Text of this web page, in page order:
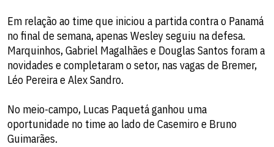
Em relação ao time que iniciou a partida contra o Panamá
no final de semana, apenas Wesley seguiu na defesa.
Marquinhos, Gabriel Magalhães e Douglas Santos foram a
novidades e completaram o setor, nas vagas de Bremer,
Léo Pereira e Alex Sandro.
No meio-campo, Lucas Paquetá ganhou uma
oportunidade no time ao lado de Casemiro e Bruno
Guimarães.